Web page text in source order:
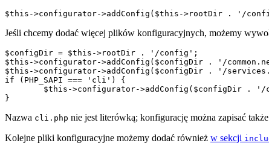
Jeśli chcemy dodać więcej plików konfiguracyjnych, możemy
$configDir = $this->rootDir . '/config';
$this->configurator->addConfig($configDir . '/
$this->configurator->addConfig($configDir . '/
if (PHP_SAPI === 'cli') {
Nazwa cli.php nie jest literówką; konfigurację można zapisać
Kolejne pliki konfiguracyjne możemy dodać również w sekcji